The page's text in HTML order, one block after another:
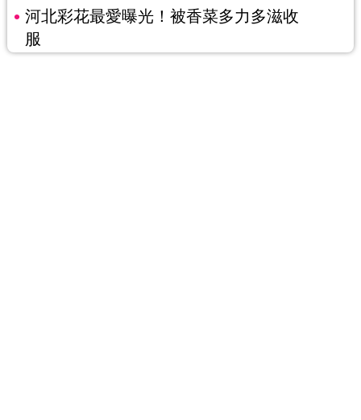
河北彩花最愛曝光！被香菜多力多滋收
服